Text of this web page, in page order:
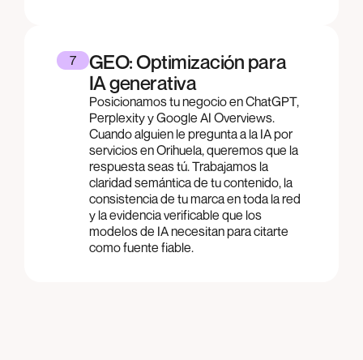
7
GEO: Optimización para
IA generativa
Posicionamos tu negocio en ChatGPT,
Perplexity y Google AI Overviews.
Cuando alguien le pregunta a la IA por
servicios en Orihuela, queremos que la
respuesta seas tú. Trabajamos la
claridad semántica de tu contenido, la
consistencia de tu marca en toda la red
y la evidencia verificable que los
modelos de IA necesitan para citarte
como fuente fiable.